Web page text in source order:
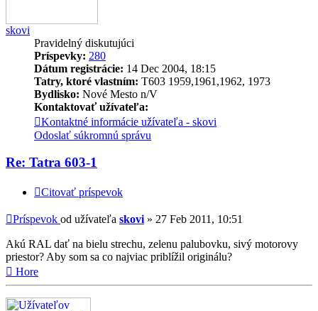
skovi
Pravidelný diskutujúci
Príspevky: 280
Dátum registrácie: 14 Dec 2004, 18:15
Tatry, ktoré vlastním: T603 1959,1961,1962, 1973
Bydlisko: Nové Mesto n/V
Kontaktovať užívateľa:
Kontaktné informácie užívateľa - skovi
Odoslať súkromnú správu
Re: Tatra 603-1
Citovať príspevok
Príspevok od užívateľa skovi » 27 Feb 2011, 10:51
Akú RAL dať na bielu strechu, zelenu palubovku, sivý motorovy
priestor? Aby som sa co najviac priblížil originálu?
Hore